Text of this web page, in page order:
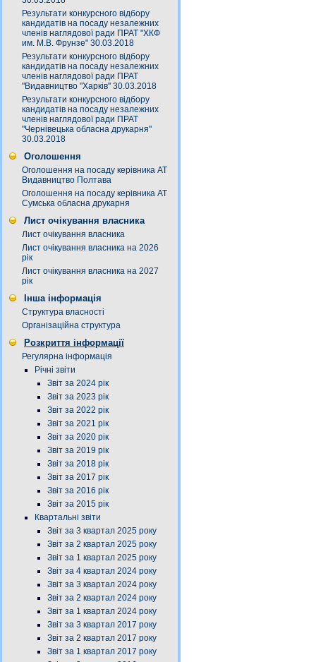
Результати конкурсного відбору
кандидатів на посаду незалежних
членів наглядової ради ПРАТ "ХКФ
им. М.В. Фрунзе" 30.03.2018
Результати конкурсного відбору
кандидатів на посаду незалежних
членів наглядової ради ПРАТ
"Видавництво "Харків" 30.03.2018
Результати конкурсного відбору
кандидатів на посаду незалежних
членів наглядової ради ПРАТ
"Чернівецька обласна друкарня"
30.03.2018
Оголошення
Оголошення на посаду керівника АТ
Видавництво Полтава
Оголошення на посаду керівника АТ
Сумська обласна друкарня
Лист очікування власника
Лист очікування власника
Лист очікування власника на 2026
рік
Лист очікування власника на 2027
рік
Інша інформація
Структура власності
Організаційна структура
Розкриття інформації
Регулярна інформація
Річні звіти
Звіт за 2024 рік
Звіт за 2023 рік
Звіт за 2022 рік
Звіт за 2021 рік
Звіт за 2020 рік
Звіт за 2019 рік
Звіт за 2018 рік
Звіт за 2017 рік
Звіт за 2016 рік
Звіт за 2015 рік
Квартальні звіти
Звіт за 3 квартал 2025 року
Звіт за 2 квартал 2025 року
Звіт за 1 квартал 2025 року
Звіт за 4 квартал 2024 року
Звіт за 3 квартал 2024 року
Звіт за 2 квартал 2024 року
Звіт за 1 квартал 2024 року
Звіт за 3 квартал 2017 року
Звіт за 2 квартал 2017 року
Звіт за 1 квартал 2017 року